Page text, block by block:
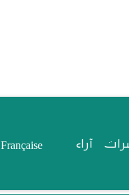
آراء Française